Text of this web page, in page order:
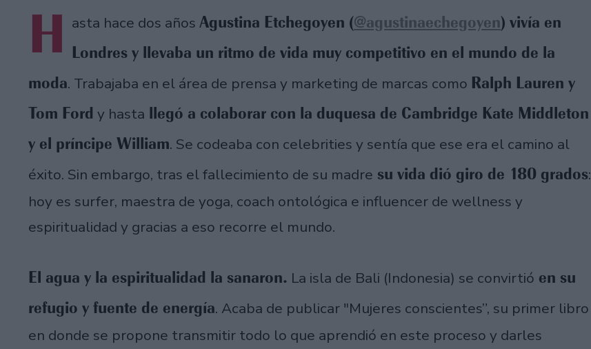
H asta hace dos años Agustina Etchegoyen (@agustinaechegoyen) vivía en
Londres y llevaba un ritmo de vida muy competitivo en el mundo de la
moda. Trabajaba en el área de prensa y marketing de marcas como Ralph Lauren y
Tom Ford y hasta llegó a colaborar con la duquesa de Cambridge Kate Middleton
y el príncipe William. Se codeaba con celebrities y sentía que ese era el camino al
éxito. Sin embargo, tras el fallecimiento de su madre su vida dió giro de 180 grados:
hoy es surfer, maestra de yoga, coach ontológica e influencer de wellness y
espiritualidad y gracias a eso recorre el mundo.
El agua y la espiritualidad la sanaron. La isla de Bali (Indonesia) se convirtió en su
refugio y fuente de energía. Acaba de publicar "Mujeres conscientes”, su primer libro
en donde se propone transmitir todo lo que aprendió en este proceso y darles